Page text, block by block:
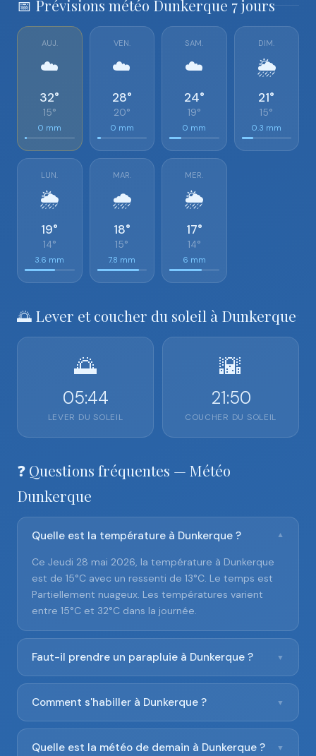
📅 Prévisions météo Dunkerque 7 jours
AUJ.
☁️
32°
15°
0 mm
VEN.
☁️
28°
20°
0 mm
SAM.
☁️
24°
19°
0 mm
DIM.
🌦️
21°
15°
0.3 mm
LUN.
🌦️
19°
14°
3.6 mm
MAR.
🌧️
18°
15°
7.8 mm
MER.
🌦️
17°
14°
6 mm
🌅 Lever et coucher du soleil à Dunkerque
🌅
05:44
LEVER DU SOLEIL
🌇
21:50
COUCHER DU SOLEIL
❓ Questions fréquentes — Météo
Dunkerque
Quelle est la température à Dunkerque ? ▼
Ce Jeudi 28 mai 2026, la température à Dunkerque
est de 15°C avec un ressenti de 13°C. Le temps est
Partiellement nuageux. Les températures varient
entre 15°C et 32°C dans la journée.
Faut-il prendre un parapluie à Dunkerque ? ▼
Comment s'habiller à Dunkerque ? ▼
Quelle est la météo de demain à Dunkerque ? ▼